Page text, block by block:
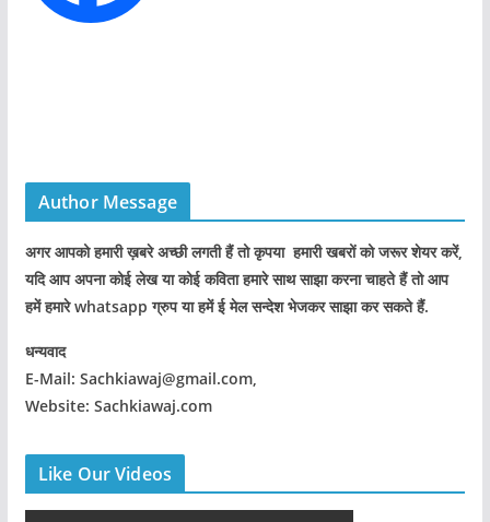
Author Message
अगर आपको हमारी ख़बरे अच्छी लगती हैं तो कृपया हमारी खबरों को जरूर शेयर करें,
यदि आप अपना कोई लेख या कोई कविता हमारे साथ साझा करना चाहते हैं तो आप
हमें हमारे whatsapp ग्रुप या हमें ई मेल सन्देश भेजकर साझा कर सकते हैं.
धन्यवाद
E-Mail: Sachkiawaj@gmail.com,
Website: Sachkiawaj.com
Like Our Videos